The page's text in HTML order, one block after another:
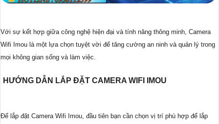
Với sự kết hợp giữa công nghệ hiện đại và tính năng thông minh, Camera
Wifi Imou là một lựa chọn tuyệt vời để tăng cường an ninh và quản lý trong
mọi không gian sống và làm việc.
HƯỚNG DẪN LẮP ĐẶT CAMERA WIFI IMOU
Để lắp đặt Camera Wifi Imou, đầu tiên bạn cần chọn vị trí phù hợp để lắp